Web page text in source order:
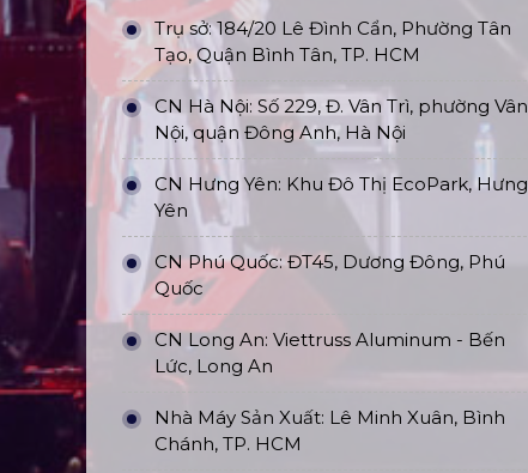
Trụ sở: 184/20 Lê Đình Cẩn, Phường Tân
Tạo, Quận Bình Tân, TP. HCM
CN Hà Nội: Số 229, Đ. Vân Trì, phường Vân
Nội, quận Đông Anh, Hà Nội
CN Hưng Yên: Khu Đô Thị EcoPark, Hưng
Yên
CN Phú Quốc: ĐT45, Dương Đông, Phú
Quốc
CN Long An: Viettruss Aluminum - Bến
Lức, Long An
Nhà Máy Sản Xuất: Lê Minh Xuân, Bình
Chánh, TP. HCM